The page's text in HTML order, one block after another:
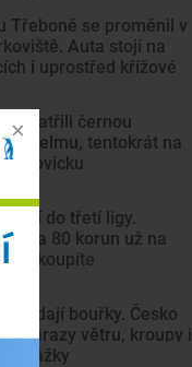
Třeboně se proměnil v
Auta stojí na
i uprostřed křížové
spatřili černou
šelmu, tentokrát na
míří do třetí ligy.
za 80 korun už na
nekoupíte
bouřky. Česko
nárazy větru, kroupy i
srážky